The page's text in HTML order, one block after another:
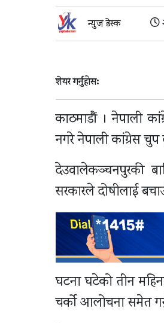
न्युज डेस्क
शेयर गर्नुहोस:
काठमाडौं । नेपाली
नगरे नेपाली कांग्रेस
देउवालेकञ्चनपुरकी
सरकारले दोषीलाई
घटना घटेको तीन
चर्को आलोचना समेत